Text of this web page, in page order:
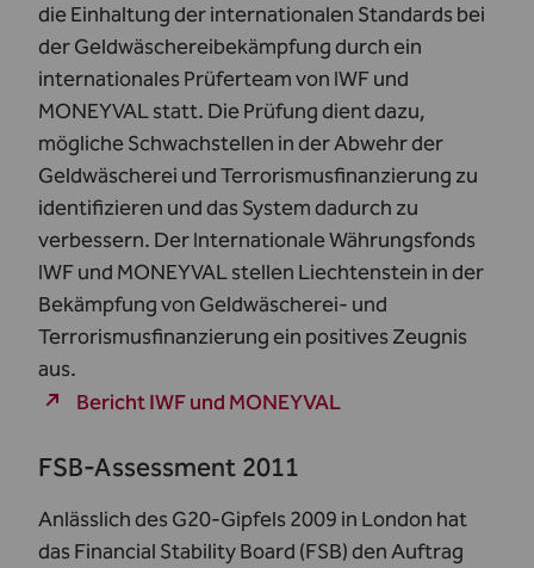
die Einhaltung der internationalen Standards bei
der Geldwäschereibekämpfung durch ein
internationales Prüferteam von IWF und
MONEYVAL statt. Die Prüfung dient dazu,
mögliche Schwachstellen in der Abwehr der
Geldwäscherei und Terrorismusfinanzierung zu
identifizieren und das System dadurch zu
verbessern. Der Internationale Währungsfonds
IWF und MONEYVAL stellen Liechtenstein in der
Bekämpfung von Geldwäscherei- und
Terrorismusfinanzierung ein positives Zeugnis
aus.
Bericht IWF und MONEYVAL
FSB-Assessment 2011
Anlässlich des G20-Gipfels 2009 in London hat
das Financial Stability Board (FSB) den Auftrag